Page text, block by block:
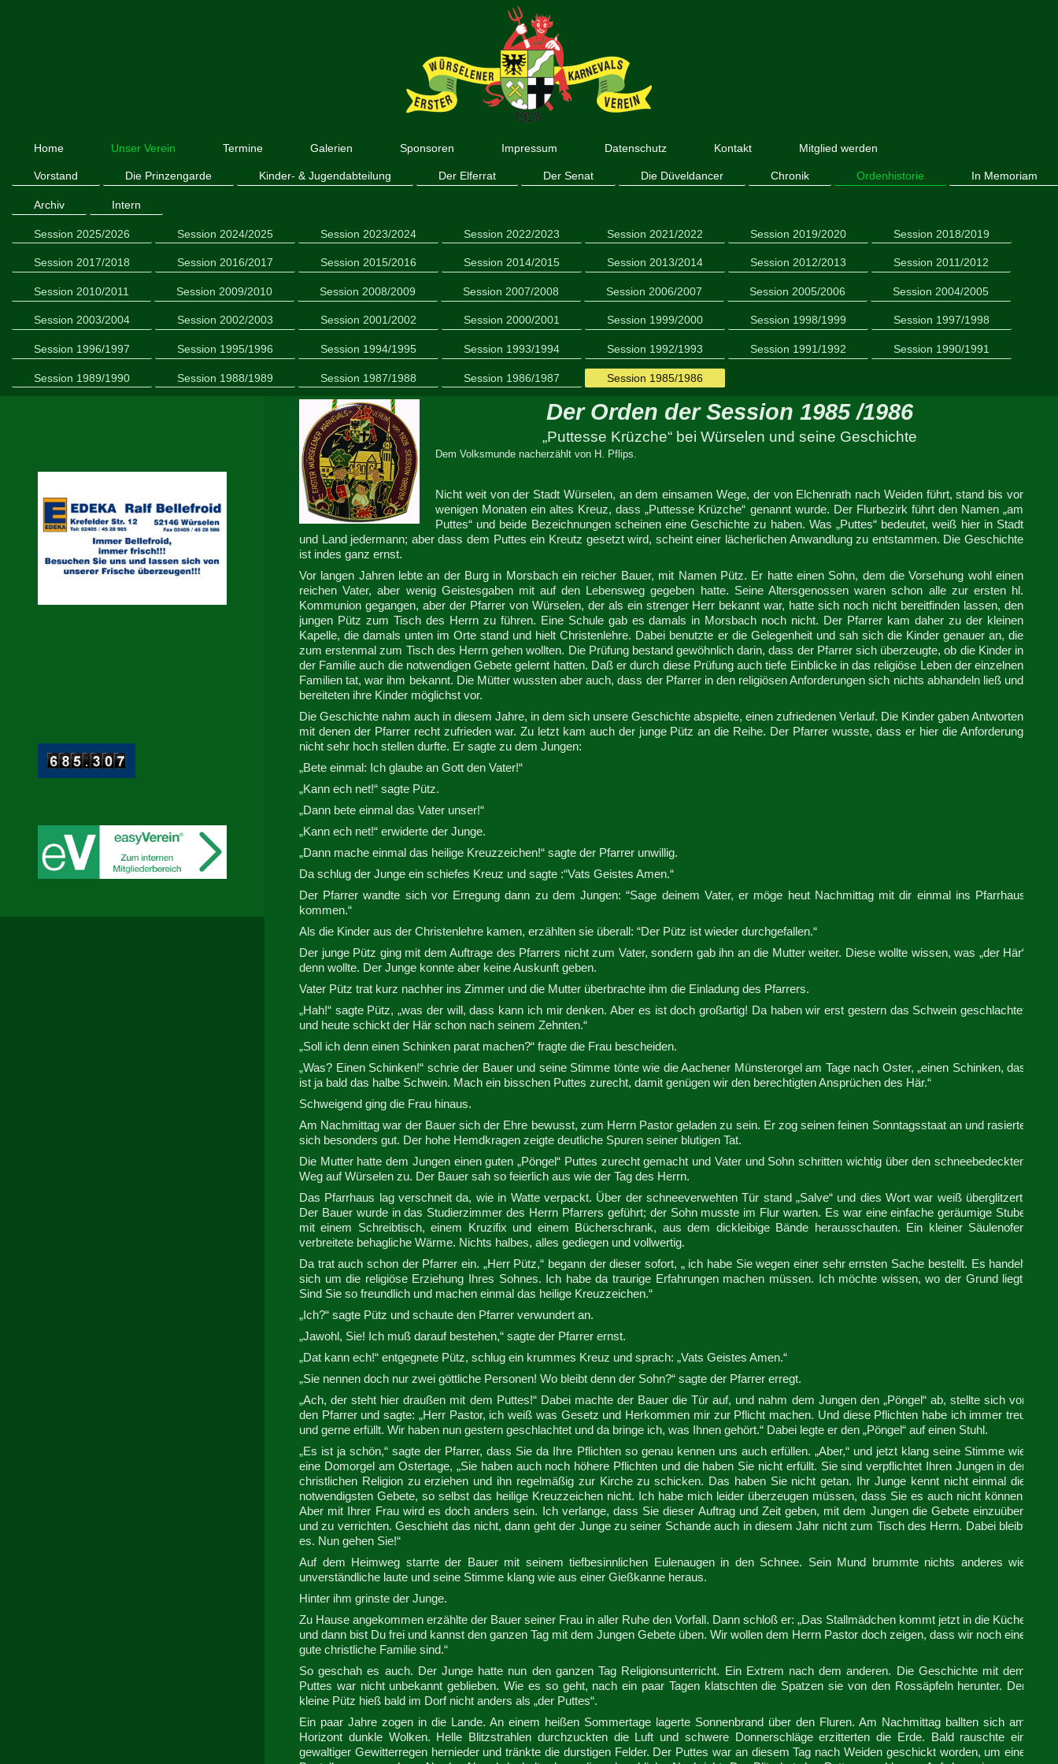
Home Unser Verein Termine Galerien Sponsoren Impressum Datenschutz Kontakt Mitglied werden
Vorstand Die Prinzengarde Kinder- & Jugendabteilung Der Elferrat Der Senat Die Düveldancer Chronik Ordenhistorie In Memoriam
Archiv Intern
Session 2025/2026 Session 2024/2025 Session 2023/2024 Session 2022/2023 Session 2021/2022 Session 2019/2020 Session 2018/2019
Session 2017/2018 Session 2016/2017 Session 2015/2016 Session 2014/2015 Session 2013/2014 Session 2012/2013 Session 2011/2012
Session 2010/2011 Session 2009/2010 Session 2008/2009 Session 2007/2008 Session 2006/2007 Session 2005/2006 Session 2004/2005
Session 2003/2004 Session 2002/2003 Session 2001/2002 Session 2000/2001 Session 1999/2000 Session 1998/1999 Session 1997/1998
Session 1996/1997 Session 1995/1996 Session 1994/1995 Session 1993/1994 Session 1992/1993 Session 1991/1992 Session 1990/1991
Session 1989/1990 Session 1988/1989 Session 1987/1988 Session 1986/1987 Session 1985/1986
Der Orden der Session 1985 /1986
„Puttesse Krüzche“ bei Würselen und seine Geschichte
Dem Volksmunde nacherzählt von H. Pflips.
Nicht weit von der Stadt Würselen, an dem einsamen Wege, der von Elchenrath nach Weiden führt, stand bis vor
wenigen Monaten ein altes Kreuz, dass „Puttesse Krüzche“ genannt wurde. Der Flurbezirk führt den Namen „am
Puttes“ und beide Bezeichnungen scheinen eine Geschichte zu haben. Was „Puttes“ bedeutet, weiß hier in Stadt
und Land jedermann; aber dass dem Puttes ein Kreutz gesetzt wird, scheint einer lächerlichen Anwandlung zu entstammen. Die Geschichte
ist indes ganz ernst.
Vor langen Jahren lebte an der Burg in Morsbach ein reicher Bauer, mit Namen Pütz. Er hatte einen Sohn, dem die Vorsehung wohl einen
reichen Vater, aber wenig Geistesgaben mit auf den Lebensweg gegeben hatte. Seine Altersgenossen waren schon alle zur ersten hl.
Kommunion gegangen, aber der Pfarrer von Würselen, der als ein strenger Herr bekannt war, hatte sich noch nicht bereitfinden lassen, den
jungen Pütz zum Tisch des Herrn zu führen. Eine Schule gab es damals in Morsbach noch nicht. Der Pfarrer kam daher zu der kleinen
Kapelle, die damals unten im Orte stand und hielt Christenlehre. Dabei benutzte er die Gelegenheit und sah sich die Kinder genauer an, die
zum erstenmal zum Tisch des Herrn gehen wollten. Die Prüfung bestand gewöhnlich darin, dass der Pfarrer sich überzeugte, ob die Kinder in
der Familie auch die notwendigen Gebete gelernt hatten. Daß er durch diese Prüfung auch tiefe Einblicke in das religiöse Leben der einzelnen
Familien tat, war ihm bekannt. Die Mütter wussten aber auch, dass der Pfarrer in den religiösen Anforderungen sich nichts abhandeln ließ und
bereiteten ihre Kinder möglichst vor.
Die Geschichte nahm auch in diesem Jahre, in dem sich unsere Geschichte abspielte, einen zufriedenen Verlauf. Die Kinder gaben Antworten
mit denen der Pfarrer recht zufrieden war. Zu letzt kam auch der junge Pütz an die Reihe. Der Pfarrer wusste, dass er hier die Anforderung
nicht sehr hoch stellen durfte. Er sagte zu dem Jungen:
„Bete einmal: Ich glaube an Gott den Vater!“
„Kann ech net!“ sagte Pütz.
„Dann bete einmal das Vater unser!“
„Kann ech net!“ erwiderte der Junge.
„Dann mache einmal das heilige Kreuzzeichen!“ sagte der Pfarrer unwillig.
Da schlug der Junge ein schiefes Kreuz und sagte :“Vats Geistes Amen.“
Der Pfarrer wandte sich vor Erregung dann zu dem Jungen: “Sage deinem Vater, er möge heut Nachmittag mit dir einmal ins Pfarrhaus
kommen.“
Als die Kinder aus der Christenlehre kamen, erzählten sie überall: “Der Pütz ist wieder durchgefallen.“
Der junge Pütz ging mit dem Auftrage des Pfarrers nicht zum Vater, sondern gab ihn an die Mutter weiter. Diese wollte wissen, was „der Här“
denn wollte. Der Junge konnte aber keine Auskunft geben.
Vater Pütz trat kurz nachher ins Zimmer und die Mutter überbrachte ihm die Einladung des Pfarrers.
„Hah!“ sagte Pütz, „was der will, dass kann ich mir denken. Aber es ist doch großartig! Da haben wir erst gestern das Schwein geschlachtet
und heute schickt der Här schon nach seinem Zehnten.“
„Soll ich denn einen Schinken parat machen?“ fragte die Frau bescheiden.
„Was? Einen Schinken!“ schrie der Bauer und seine Stimme tönte wie die Aachener Münsterorgel am Tage nach Oster, „einen Schinken, das
ist ja bald das halbe Schwein. Mach ein bisschen Puttes zurecht, damit genügen wir den berechtigten Ansprüchen des Här.“
Schweigend ging die Frau hinaus.
Am Nachmittag war der Bauer sich der Ehre bewusst, zum Herrn Pastor geladen zu sein. Er zog seinen feinen Sonntagsstaat an und rasierte
sich besonders gut. Der hohe Hemdkragen zeigte deutliche Spuren seiner blutigen Tat.
Die Mutter hatte dem Jungen einen guten „Pöngel“ Puttes zurecht gemacht und Vater und Sohn schritten wichtig über den schneebedeckten
Weg auf Würselen zu. Der Bauer sah so feierlich aus wie der Tag des Herrn.
Das Pfarrhaus lag verschneit da, wie in Watte verpackt. Über der schneeverwehten Tür stand „Salve“ und dies Wort war weiß überglitzert.
Der Bauer wurde in das Studierzimmer des Herrn Pfarrers geführt; der Sohn musste im Flur warten. Es war eine einfache geräumige Stube
mit einem Schreibtisch, einem Kruzifix und einem Bücherschrank, aus dem dickleibige Bände herausschauten. Ein kleiner Säulenofen
verbreitete behagliche Wärme. Nichts halbes, alles gediegen und vollwertig.
Da trat auch schon der Pfarrer ein. „Herr Pütz,“ begann der dieser sofort, „ ich habe Sie wegen einer sehr ernsten Sache bestellt. Es handelt
sich um die religiöse Erziehung Ihres Sohnes. Ich habe da traurige Erfahrungen machen müssen. Ich möchte wissen, wo der Grund liegt.
Sind Sie so freundlich und machen einmal das heilige Kreuzzeichen.“
„Ich?“ sagte Pütz und schaute den Pfarrer verwundert an.
„Jawohl, Sie! Ich muß darauf bestehen,“ sagte der Pfarrer ernst.
„Dat kann ech!“ entgegnete Pütz, schlug ein krummes Kreuz und sprach: „Vats Geistes Amen.“
„Sie nennen doch nur zwei göttliche Personen! Wo bleibt denn der Sohn?“ sagte der Pfarrer erregt.
„Ach, der steht hier draußen mit dem Puttes!“ Dabei machte der Bauer die Tür auf, und nahm dem Jungen den „Pöngel“ ab, stellte sich vor
den Pfarrer und sagte: „Herr Pastor, ich weiß was Gesetz und Herkommen mir zur Pflicht machen. Und diese Pflichten habe ich immer treu
und gerne erfüllt. Wir haben nun gestern geschlachtet und da bringe ich, was Ihnen gehört.“ Dabei legte er den „Pöngel“ auf einen Stuhl.
„Es ist ja schön,“ sagte der Pfarrer, dass Sie da Ihre Pflichten so genau kennen uns auch erfüllen. „Aber,“ und jetzt klang seine Stimme wie
eine Domorgel am Ostertage, „Sie haben auch noch höhere Pflichten und die haben Sie nicht erfüllt. Sie sind verpflichtet Ihren Jungen in der
christlichen Religion zu erziehen und ihn regelmäßig zur Kirche zu schicken. Das haben Sie nicht getan. Ihr Junge kennt nicht einmal die
notwendigsten Gebete, so selbst das heilige Kreuzzeichen nicht. Ich habe mich leider überzeugen müssen, dass Sie es auch nicht können.
Aber mit Ihrer Frau wird es doch anders sein. Ich verlange, dass Sie dieser Auftrag und Zeit geben, mit dem Jungen die Gebete einzuüben
und zu verrichten. Geschieht das nicht, dann geht der Junge zu seiner Schande auch in diesem Jahr nicht zum Tisch des Herrn. Dabei bleibt
es. Nun gehen Sie!“
Auf dem Heimweg starrte der Bauer mit seinem tiefbesinnlichen Eulenaugen in den Schnee. Sein Mund brummte nichts anderes wie
unverständliche laute und seine Stimme klang wie aus einer Gießkanne heraus.
Hinter ihm grinste der Junge.
Zu Hause angekommen erzählte der Bauer seiner Frau in aller Ruhe den Vorfall. Dann schloß er: „Das Stallmädchen kommt jetzt in die Küche
und dann bist Du frei und kannst den ganzen Tag mit dem Jungen Gebete üben. Wir wollen dem Herrn Pastor doch zeigen, dass wir noch eine
gute christliche Familie sind.“
So geschah es auch. Der Junge hatte nun den ganzen Tag Religionsunterricht. Ein Extrem nach dem anderen. Die Geschichte mit dem
Puttes war nicht unbekannt geblieben. Wie es so geht, nach ein paar Tagen klatschten die Spatzen sie von den Rossäpfeln herunter. Der
kleine Pütz hieß bald im Dorf nicht anders als „der Puttes“.
Ein paar Jahre zogen in die Lande. An einem heißen Sommertage lagerte Sonnenbrand über den Fluren. Am Nachmittag ballten sich am
Horizont dunkle Wolken. Helle Blitzstrahlen durchzuckten die Luft und schwere Donnerschläge erzitterten die Erde. Bald rauschte ein
gewaltiger Gewitterregen hernieder und tränkte die durstigen Felder. Der Puttes war an diesem Tag nach Weiden geschickt worden, um eine